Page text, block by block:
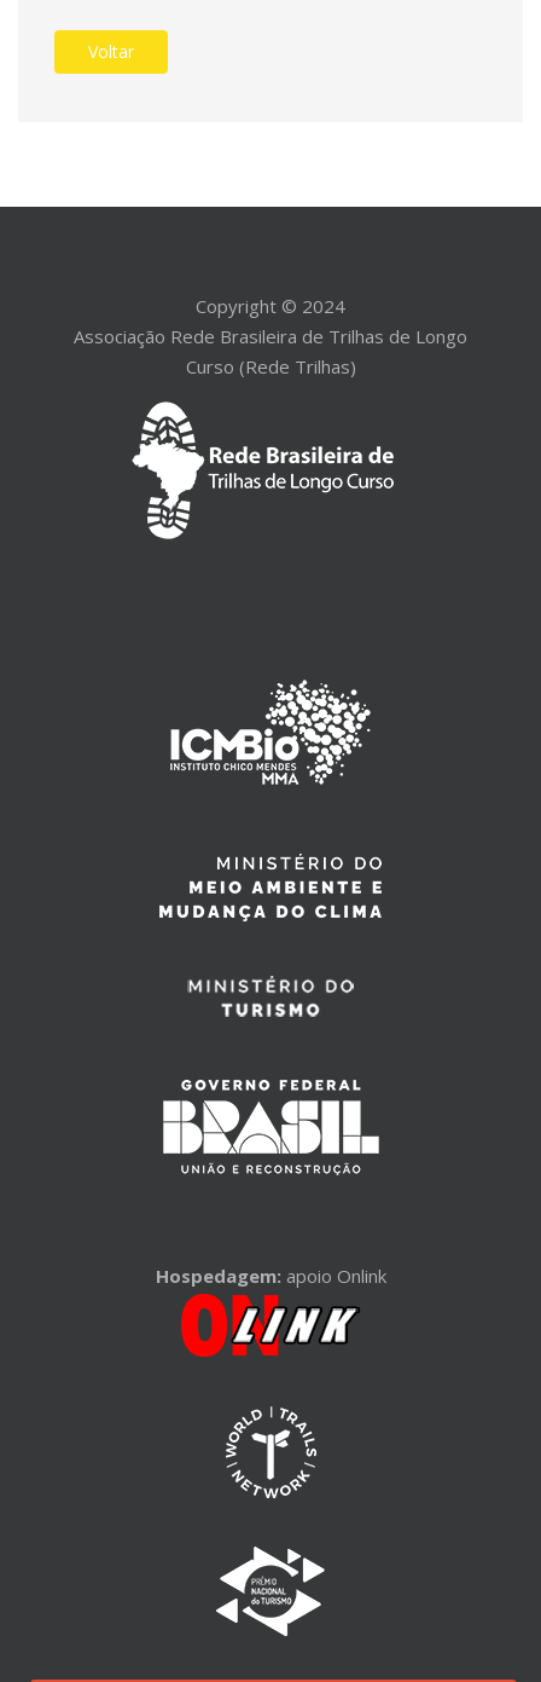
Voltar
Copyright © 2024
Associação Rede Brasileira de Trilhas de Longo
Curso (Rede Trilhas)
Hospedagem: apoio Onlink